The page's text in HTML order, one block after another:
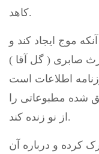
کاهد.
موج ایجاد کند و
صابری ( گل آقا )
اطلاعات است
مطبوعاتی را
از نو زنده کند.
کرده و درباره آن